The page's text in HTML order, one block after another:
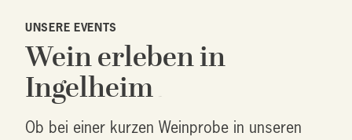
UNSERE EVENTS
Wein erleben in
Ingelheim
Ob bei einer kurzen Weinprobe in unseren